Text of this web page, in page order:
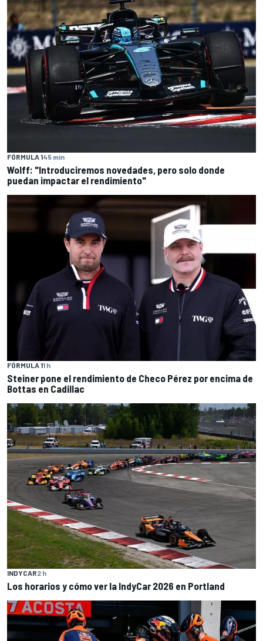
FÓRMULA 145 min
Wolff: "Introduciremos novedades, pero solo donde
puedan impactar el rendimiento"
FÓRMULA 11 h
Steiner pone el rendimiento de Checo Pérez por encima de
Bottas en Cadillac
INDYCAR2 h
Los horarios y cómo ver la IndyCar 2026 en Portland